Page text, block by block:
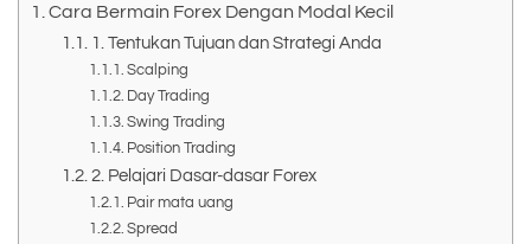
Cara Bermain Forex Dengan Modal Kecil
1. Tentukan Tujuan dan Strategi Anda
Scalping
Day Trading
Swing Trading
Position Trading
2. Pelajari Dasar-dasar Forex
Pair mata uang
Spread